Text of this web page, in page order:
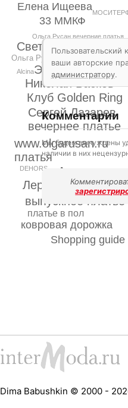
Сергей Лазарев
вечернее платье
Клуб Golden Ring
www.olgarusan.ru
платья
Николай Басков
Аст.
Эвелина
Лера Кудрявцева
Светлана Конеген
выпускное платье
33 ММКФ
ковровая дорожка
Елена Ищеева
Shopping guide
платье в пол
Ольга Русан SOHO ROOMS
Ольга Русан вечерние платья
DEHORS
Alcina
Пользовательский
ваши авторские
администратору.
Комментарии
Мы будем вынуждены
наличии в них
Dima Babushkin © 2000 -